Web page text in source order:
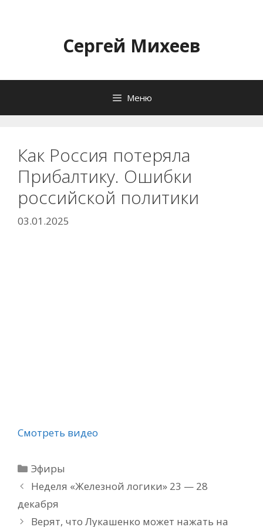
содержимомуСергей Михеев
Меню
Как Россия потеряла
Прибалтику. Ошибки
российской политики
03.01.2025
Смотреть видео
Рубрики
Эфиры
Неделя «Железной логики» 23 — 28
декабря
Верят, что Лукашенко может нажать на